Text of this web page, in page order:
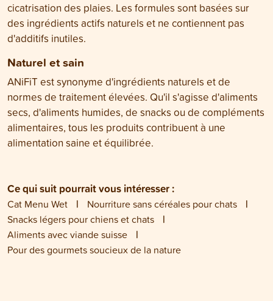
cicatrisation des plaies. Les formules sont basées sur
des ingrédients actifs naturels et ne contiennent pas
d'additifs inutiles.
Naturel et sain
ANiFiT est synonyme d'ingrédients naturels et de
normes de traitement élevées. Qu'il s'agisse d'aliments
secs, d'aliments humides, de snacks ou de compléments
alimentaires, tous les produits contribuent à une
alimentation saine et équilibrée.
Ce qui suit pourrait vous intéresser :
Cat Menu Wet
Nourriture sans céréales pour chats
Snacks légers pour chiens et chats
Aliments avec viande suisse
Pour des gourmets soucieux de la nature